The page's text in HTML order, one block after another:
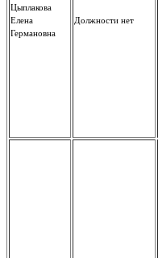
Цыплакова
Елена
Германовна
Должности нет